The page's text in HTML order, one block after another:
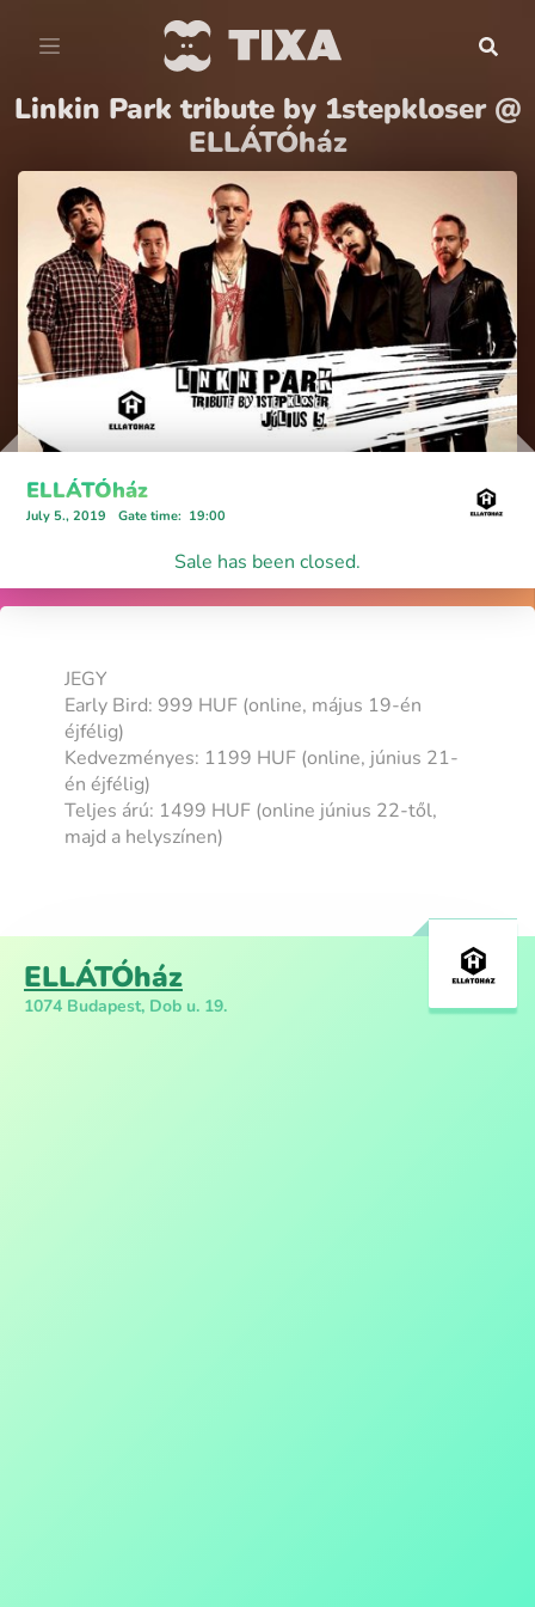
Linkin Park tribute by 1stepkloser @
ELLÁTÓház
ELLÁTÓház
July 5., 2019 Gate time: 19:00
Sale has been closed.
JEGY
Early Bird: 999 HUF (online, május 19-én
éjfélig)
Kedvezményes: 1199 HUF (online, június 21-
én éjfélig)
Teljes árú: 1499 HUF (online június 22-től,
majd a helyszínen)
ELLÁTÓház
1074 Budapest, Dob u. 19.